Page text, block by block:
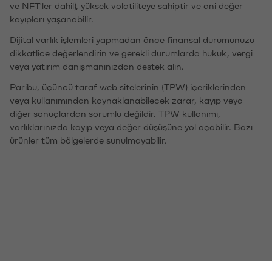
ve NFT'ler dahil), yüksek volatiliteye sahiptir ve ani değer
kayıpları yaşanabilir.
Dijital varlık işlemleri yapmadan önce finansal durumunuzu
dikkatlice değerlendirin ve gerekli durumlarda hukuk, vergi
veya yatırım danışmanınızdan destek alın.
Paribu, üçüncü taraf web sitelerinin (TPW) içeriklerinden
veya kullanımından kaynaklanabilecek zarar, kayıp veya
diğer sonuçlardan sorumlu değildir. TPW kullanımı,
varlıklarınızda kayıp veya değer düşüşüne yol açabilir. Bazı
ürünler tüm bölgelerde sunulmayabilir.